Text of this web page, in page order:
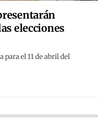
elecciones
el 11 de abril del